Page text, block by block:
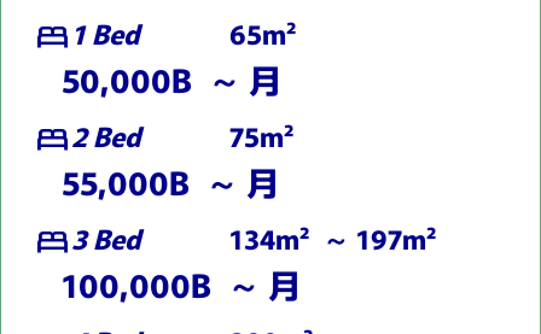
bed 1 Bed 65m²
50,000B ～ 月
bed2 Bed 75m²
55,000B ～ 月
bed3 Bed 134m² ～ 197m²
100,000B ～ 月